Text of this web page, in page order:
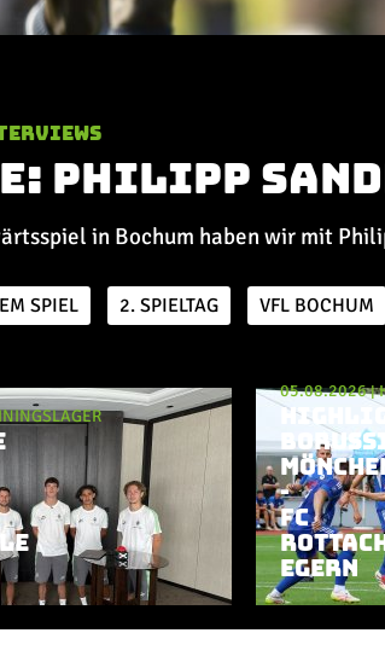
Philipp
in Bochum haben wir mit
SPIEL 2. SPIELTAG VFL BOCHUM
Playlist 05.08.2026|
-
FC
EGERN